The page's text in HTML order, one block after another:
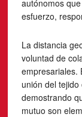
autónomos
esfuerzo,
La distancia
voluntad de
empresariales.
unión del
demostrando
mutuo son